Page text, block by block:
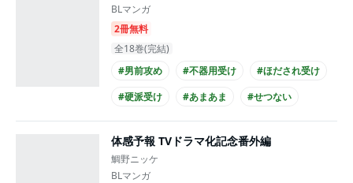
BLマンガ
2冊無料
全18巻(完結)
#男前攻め
#不器用受け
#ほだされ受け
#硬派受け
#あまあま
#せつない
#リーマン受け
#筋肉攻め
#黒髪受け
#スーツ受け
体感予報 TVドラマ化記念番外編
鯛野ニッケ
BLマンガ